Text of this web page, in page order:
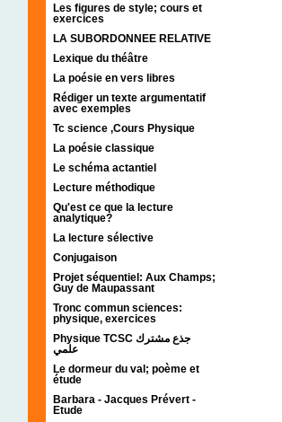
Les figures de style; cours et
exercices
LA SUBORDONNEE RELATIVE
Lexique du théâtre
La poésie en vers libres
Rédiger un texte argumentatif
avec exemples
Tc science ,Cours Physique
La poésie classique
Le schéma actantiel
Lecture méthodique
Qu'est ce que la lecture
analytique?
La lecture sélective
Conjugaison
Projet séquentiel: Aux Champs;
Guy de Maupassant
Tronc commun sciences:
physique, exercices
Physique TCSC جذع مشترك
علمي
Le dormeur du val; poème et
étude
Barbara - Jacques Prévert -
Etude